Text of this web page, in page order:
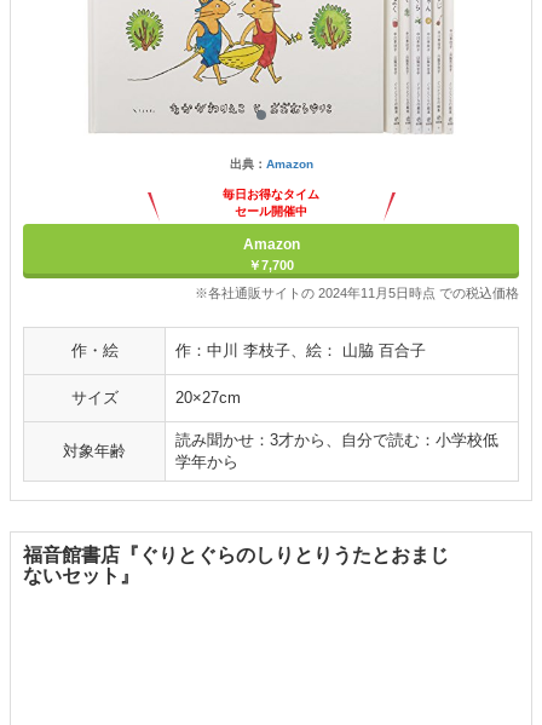
出典： Amazon
毎日お得なタイム
セール開催中
Amazon
￥7,700
※各社通販サイトの 2024年11月5日時点 での税込価格
作・絵 作：中川 李枝子、絵： 山脇 百合子
サイズ 20×27cm
対象年齢
読み聞かせ：3才から、自分で読む：小学校低
学年から
福音館書店『ぐりとぐらのしりとりうたとおまじ
ないセット』